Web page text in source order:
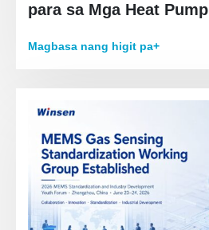
para sa Mga Heat Pump
Magbasa nang higit pa+